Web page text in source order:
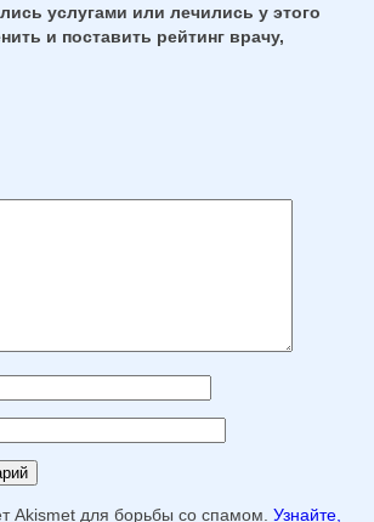
услугами или лечились у этого
и поставить рейтинг врачу,
Akismet для борьбы со спамом. Узнайте,